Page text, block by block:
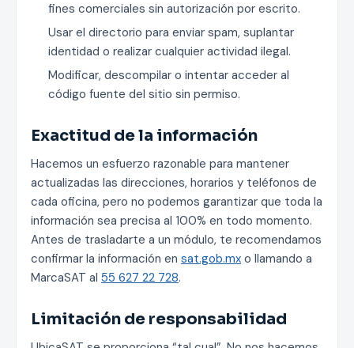
fines comerciales sin autorización por escrito.
Usar el directorio para enviar spam, suplantar
identidad o realizar cualquier actividad ilegal.
Modificar, descompilar o intentar acceder al
código fuente del sitio sin permiso.
Exactitud de la información
Hacemos un esfuerzo razonable para mantener
actualizadas las direcciones, horarios y teléfonos de
cada oficina, pero no podemos garantizar que toda la
información sea precisa al 100% en todo momento.
Antes de trasladarte a un módulo, te recomendamos
confirmar la información en sat.gob.mx o llamando a
MarcaSAT al 55 627 22 728.
Limitación de responsabilidad